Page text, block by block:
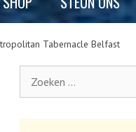
Tabernacle Belfast